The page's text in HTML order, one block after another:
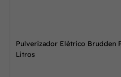
Pulverizador Elétrico Brudden
Litros